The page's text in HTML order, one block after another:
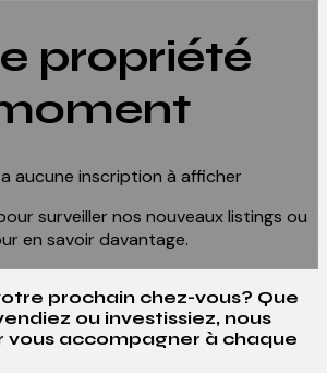
propriété
aucune inscription à afficher
surveiller nos nouveaux listings ou
en savoir davantage.
prochain chez-vous? Que
ou investissiez, nous
vous accompagner à chaque